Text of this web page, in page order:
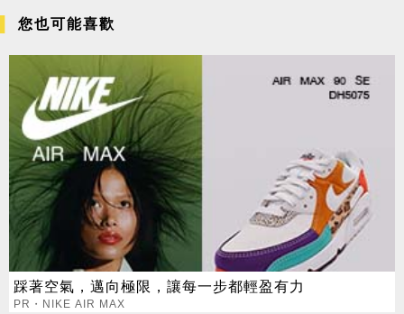
您也可能喜歡
踩著空氣，邁向極限，讓每一步都輕盈有力
PR・NIKE AIR MAX